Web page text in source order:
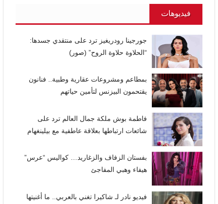
فيديوهات
جورجينا رودريغيز ترد على منتقدي جسدها:
“الحلاوة حلاوة الروح” (صور)
بمطاعم ومشروعات عقارية وطبية.. فنانون
يقتحمون البيزنس لتأمين حياتهم
فاطمة بوش ملكة جمال العالم ترد على
شائعات ارتباطها بعلاقة عاطفية مع بيلينغهام
بفستان الزفاف والزغاريد… كواليس “عرس”
هيفاء وهبي المفاجئ
فيديو نادر لـ شاكيرا تغني بالعربي.. ما أغنيتها